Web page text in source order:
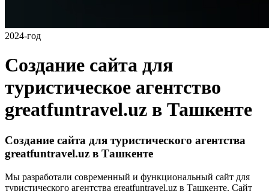
2024-год
Создание сайта для
туристическое агентство
greatfuntravel.uz в Ташкенте
Создание сайта для туристического агентства
greatfuntravel.uz в Ташкенте
Мы разработали современный и функциональный сайт для
туристического агентства greatfuntravel.uz в Ташкенте. Сайт